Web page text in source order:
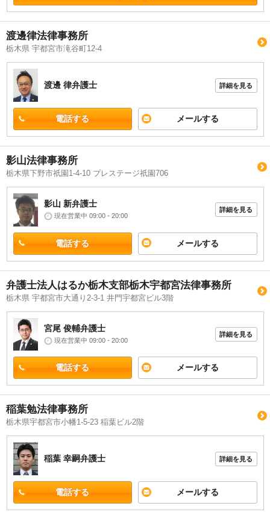
渡邊律法律事務所
栃木県 宇都宮市滝谷町12-4
渡邊 律弁護士 詳細を見る
電話する メールする
影山法律事務所
栃木県下野市祇園1-4-10 プレステージ祇園706
影山 新弁護士
現在営業中 09:00 - 20:00
詳細を見る
電話する メールする
弁護士法人はるか栃木支部栃木宇都宮法律事務所
栃木県 宇都宮市大通り2-3-1 井門宇都宮ビル3階
宮尾 俊輔弁護士
現在営業中 09:00 - 20:00
詳細を見る
電話する メールする
稲葉勉法律事務所
栃木県宇都宮市小幡1-5-23 稲葉ビル2階
稲葉 幸嗣弁護士 詳細を見る
電話する メールする